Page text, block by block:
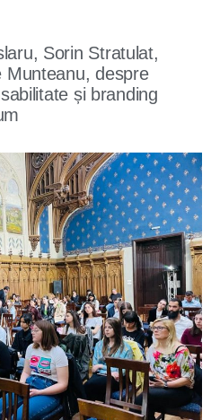
Sorin Stratulat,
Munteanu, despre
și branding